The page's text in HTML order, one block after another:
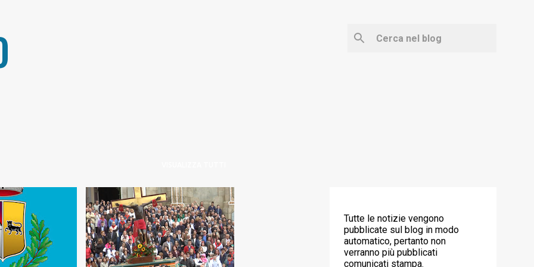
SICULIANA ON LINE
Tutte le notizie vengono
pubblicate sul blog in modo
automatico, pertanto non
verranno più pubblicati
comunicati stampa.